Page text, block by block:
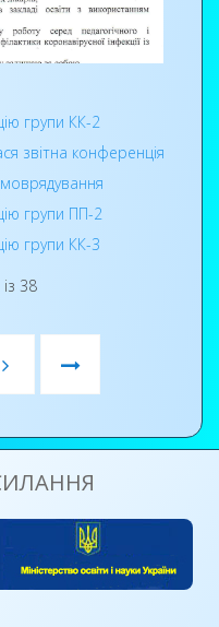
учнів групи: Пипи
Катерини, Щербини
групи КК-2
звітна конференція
групи ПП-2
групи КК-3
38